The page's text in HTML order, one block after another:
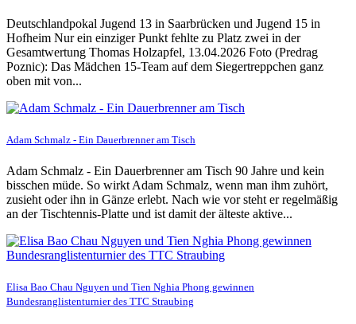
Deutschlandpokal Jugend 13 in Saarbrücken und Jugend 15 in
Hofheim Nur ein einziger Punkt fehlte zu Platz zwei in der
Gesamtwertung Thomas Holzapfel, 13.04.2026 Foto (Predrag
Poznic): Das Mädchen 15-Team auf dem Siegertreppchen ganz
oben mit von...
Adam Schmalz - Ein Dauerbrenner am Tisch
Adam Schmalz - Ein Dauerbrenner am Tisch 90 Jahre und kein
bisschen müde. So wirkt Adam Schmalz, wenn man ihm zuhört,
zusieht oder ihn in Gänze erlebt. Nach wie vor steht er regelmäßig
an der Tischtennis-Platte und ist damit der älteste aktive...
Elisa Bao Chau Nguyen und Tien Nghia Phong gewinnen
Bundesranglistenturnier des TTC Straubing